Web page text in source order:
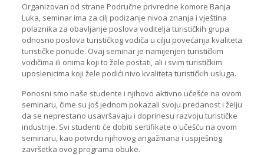
Organizovan od strane Područne privredne komore Banja
Luka, seminar ima za cilj podizanje nivoa znanja i vještina
polaznika za obavljanje poslova voditelja turističkih grupa
odnosno poslova turističkog vodiča u cilju povećanja kvaliteta
turističke ponude. Ovaj seminar je namijenjen turističkim
vodičima ili onima koji to žele postati, ali i svim turističkim
uposlenicima koji žele podići nivo kvaliteta turističkih usluga.
Ponosni smo naše studente i njihovo aktivno učešće na ovom
seminaru, čime su još jednom pokazali svoju predanost i želju
da se neprestano usavršavaju i doprinesu razvoju turističke
industrije. Svi studenti će dobiti sertifikate o učešću na ovom
seminaru, kao potvrdu njihovog angažmana i uspješnog
završetka ovog programa obuke.